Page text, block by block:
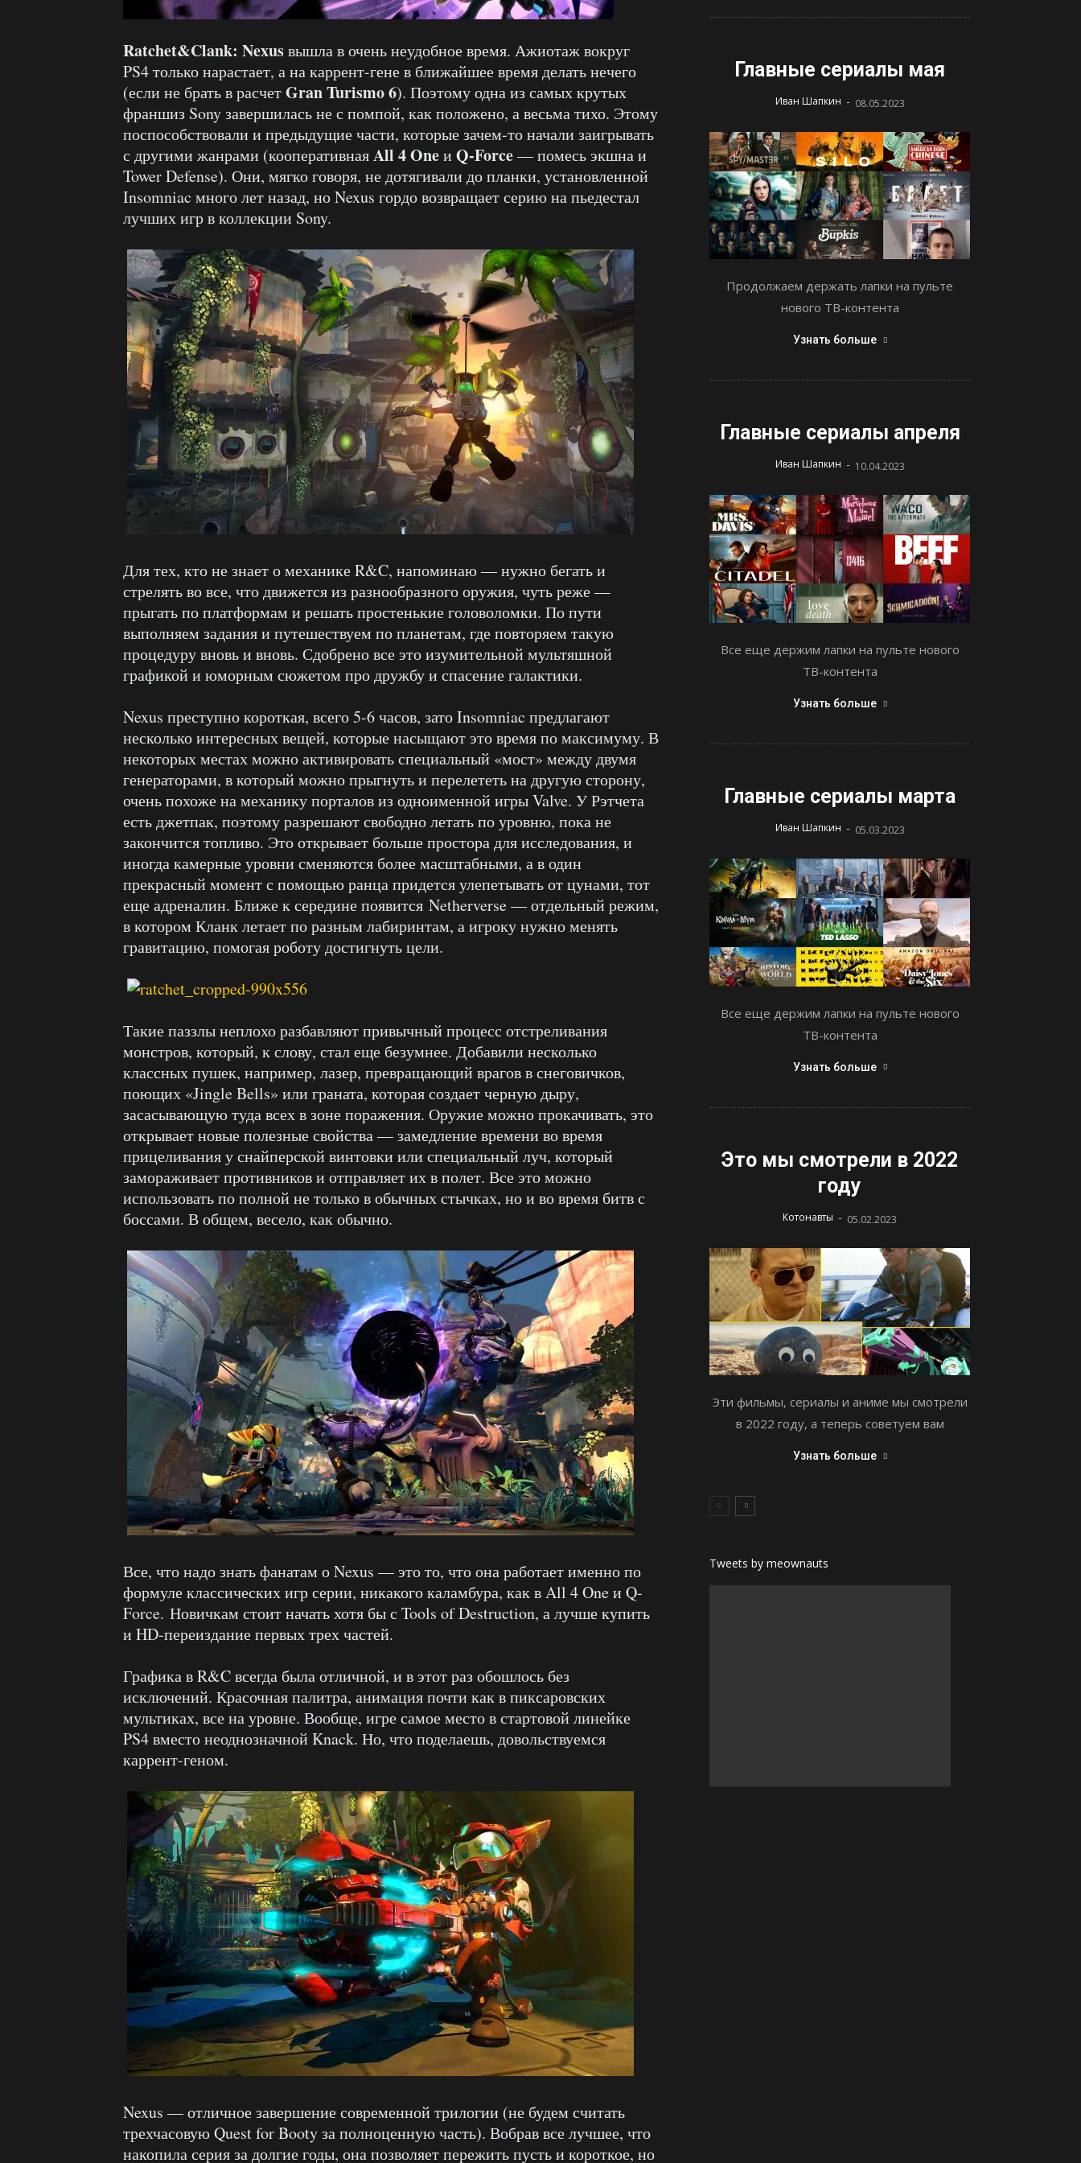
Ratchet&Clank: Nexusвышла в очень неудобное время. Ажиотаж вокруг
PS4 только нарастает, а на каррент-гене в ближайшее время делать нечего
(если не брать в расчетGran Turismo 6). Поэтому одна из самых крутых
франшиз Sony завершилась не с помпой, как положено, а весьма тихо. Этому
поспособствовали и предыдущие части, которые зачем-то начали заигрывать
с другими жанрами (кооперативнаяAll 4 Oneи Q-Force— помесь экшна и
Tower Defense). Они, мягко говоря, не дотягивали до планки, установленной
Insomniac много лет назад, но Nexus гордо возвращает серию на пьедестал
лучших игр в коллекции Sony.
Для тех, кто не знает о механике R&C, напоминаю — нужно бегать и
стрелять во все, что движется из разнообразного оружия, чуть реже —
прыгать по платформам и решать простенькие головоломки. По пути
выполняем задания и путешествуем по планетам, где повторяем такую
процедуру вновь и вновь. Сдобрено все это изумительной мультяшной
графикой и юморным сюжетом про дружбу и спасение галактики.
Nexus преступно короткая, всего 5-6 часов, зато Insomniac предлагают
несколько интересных вещей, которые насыщают это время по максимуму. В
некоторых местах можно активировать специальный «мост» между двумя
генераторами, в который можно прыгнуть и перелететь на другую сторону,
очень похоже на механику порталов из одноименной игры Valve. У Рэтчета
есть джетпак, поэтому разрешают свободно летать по уровню, пока не
закончится топливо. Это открывает больше простора для исследования, и
иногда камерные уровни сменяются более масштабными, а в один
прекрасный момент с помощью ранца придется улепетывать от цунами, тот
еще адреналин. Ближе к середине появится Netherverse — отдельный режим,
в котором Кланк летает по разным лабиринтам, а игроку нужно менять
гравитацию, помогая роботу достигнуть цели.
Такие паззлы неплохо разбавляют привычный процесс отстреливания
монстров, который, к слову, стал еще безумнее. Добавили несколько
классных пушек, например, лазер, превращающий врагов в снеговичков,
поющих «Jingle Bells» или граната, которая создает черную дыру,
засасывающую туда всех в зоне поражения. Оружие можно прокачивать, это
открывает новые полезные свойства — замедление времени во время
прицеливания у снайперской винтовки или специальный луч, который
замораживает противников и отправляет их в полет. Все это можно
использовать по полной не только в обычных стычках, но и во время битв с
боссами. В общем, весело, как обычно.
Все, что надо знать фанатам о Nexus — это то, что она работает именно по
формуле классических игр серии, никакого каламбура, как в All 4 One и Q-
Force. Новичкам стоит начать хотя бы с Tools of Destruction, а лучше купить
и HD-переиздание первых трех частей.
Графика в R&C всегда была отличной, и в этот раз обошлось без
исключений. Красочная палитра, анимация почти как в пиксаровских
мультиках, все на уровне. Вообще, игре самое место в стартовой линейке
PS4 вместо неоднозначной Knack. Но, что поделаешь, довольствуемся
каррент-геном.
Nexus — отличное завершение современной трилогии (не будем считать
трехчасовую Quest for Booty за полноценную часть). Вобрав все лучшее, что
накопила серия за долгие годы, она позволяет пережить пусть и короткое, но
Главные сериалы мая
Иван Шапкин - 08.05.2023
Продолжаем держать лапки на пульте
нового ТВ-контента
Узнать больше
Главные сериалы апреля
Иван Шапкин - 10.04.2023
Все еще держим лапки на пульте нового
ТВ-контента
Узнать больше
Главные сериалы марта
Иван Шапкин - 05.03.2023
Все еще держим лапки на пульте нового
ТВ-контента
Узнать больше
Это мы смотрели в 2022
году
Котонавты - 05.02.2023
Эти фильмы, сериалы и аниме мы смотрели
в 2022 году, а теперь советуем вам
Узнать больше
Tweets by meownauts